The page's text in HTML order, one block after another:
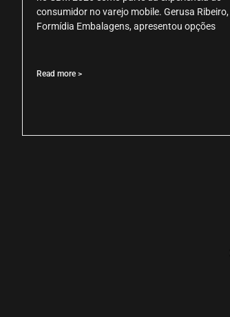
consumidor no varejo mobile. Gerusa Ribeiro,
Formídia Embalagens, apresentou opções
Read more >